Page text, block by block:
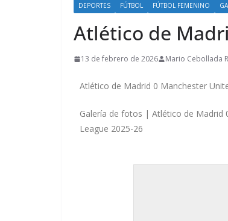
DEPORTES FÚTBOL FÚTBOL FEMENINO
Atlético de
13 de febrero de 2026 Mario Cebollada
Atlético de Madrid 0 Manchester
Galería de fotos | Atlético de Madrid
League 2025-26